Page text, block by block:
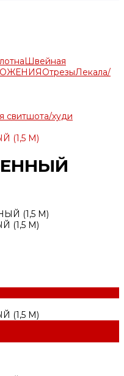
Швейная
ОтрезыЛекала/
свитшота/худи
(1,5 М)
(1,5 М)
(1,5 М)